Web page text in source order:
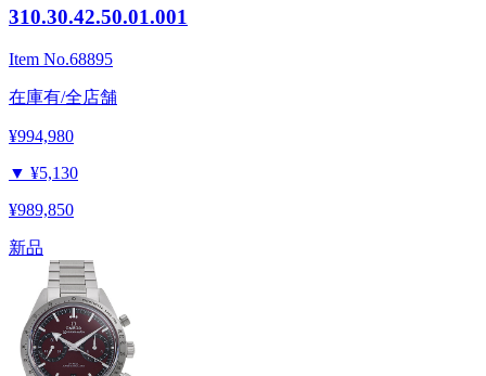
310.30.42.50.01.001
Item No.68895
在庫有/全店舗
¥994,980
▼ ¥5,130
¥989,850
新品